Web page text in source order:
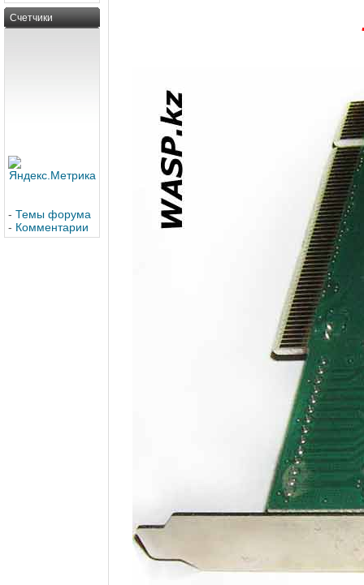
Счетчики
- Темы форума
- Комментарии